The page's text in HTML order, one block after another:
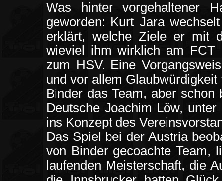
Was hinter vorgehaltener
geworden: Kurt Jara
erklärt, welche Ziele er mit
wieviel ihm wirklich am FCT
zum HSV. Eine
und vor allem
Binder das Team, aber
Deutsche Joachim Löw,
ins Konzept des
Das Spiel bei der Austria
von Binder gecoachte Team,
laufenden Meisterschaft, die